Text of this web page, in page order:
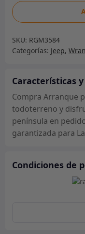
Arranque
por
4,2-
L.
SKU: RGM3584
Categorías: Jeep,
Características
Compra Arranque
todoterreno y
península en
garantizada para
Condiciones de